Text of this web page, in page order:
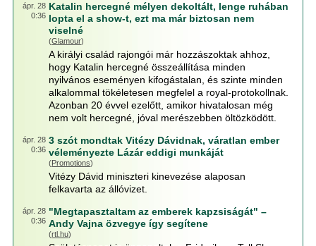
ápr. 28
0:36
Katalin hercegné mélyen dekoltált, lenge ruhában
lopta el a show-t, ezt ma már biztosan nem
viselné
(Glamour)
A királyi család rajongói már hozzászoktak ahhoz,
hogy Katalin hercegné összeállítása minden
nyilvános eseményen kifogástalan, és szinte minden
alkalommal tökéletesen megfelel a royal-protokollnak.
Azonban 20 évvel ezelőtt, amikor hivatalosan még
nem volt hercegné, jóval merészebben öltözködött.
ápr. 28
0:36
3 szót mondtak Vitézy Dávidnak, váratlan ember
véleményezte Lázár eddigi munkáját
(Promotions)
Vitézy Dávid miniszteri kinevezése alaposan
felkavarta az állóvizet.
ápr. 28
0:36
"Megtapasztaltam az emberek kapzsiságát" –
Andy Vajna özvegye így segítene
(rtl.hu)